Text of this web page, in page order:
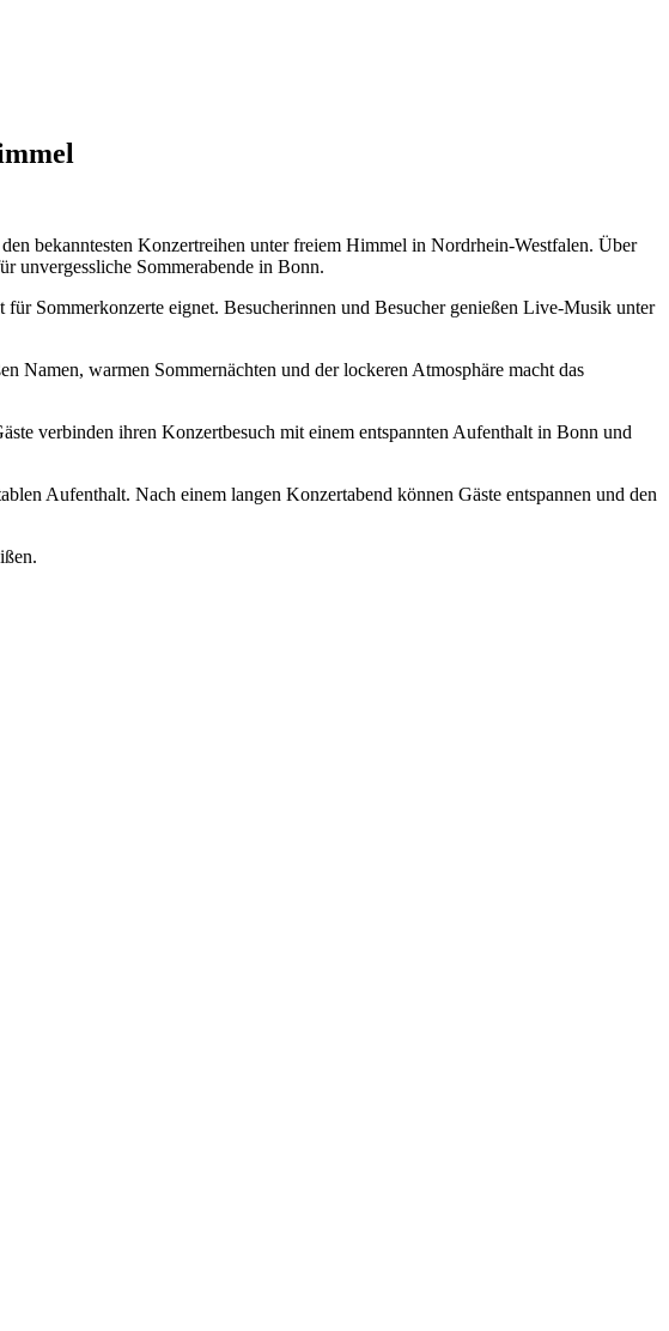
bekanntesten Konzertreihen unter freiem Himmel in Nordrhein-Westfalen. Über
unvergessliche Sommerabende in Bonn.
Sommerkonzerte eignet. Besucherinnen und Besucher genießen Live-Musik unter
Namen, warmen Sommernächten und der lockeren Atmosphäre macht das
verbinden ihren Konzertbesuch mit einem entspannten Aufenthalt in Bonn und
Aufenthalt. Nach einem langen Konzertabend können Gäste entspannen und den